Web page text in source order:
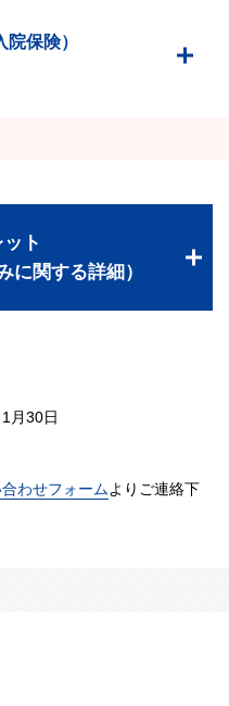
保険）
ト
に関する詳細）
月30日
わせフォームよりご連絡下